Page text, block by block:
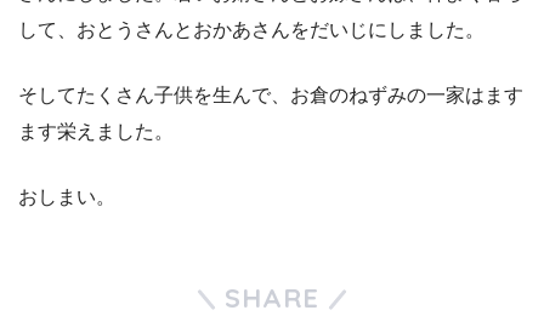
して、おとうさんとおかあさんをだいじにしました。
そしてたくさん子供を生んで、お倉のねずみの一家はます
ます栄えました。
おしまい。
SHARE